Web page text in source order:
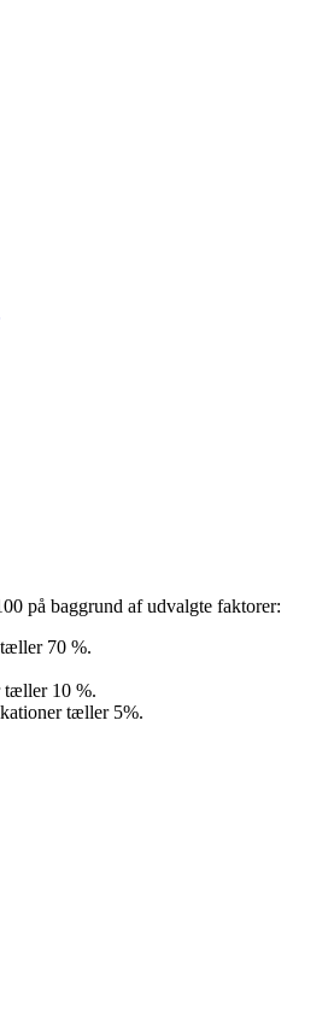
på baggrund af udvalgte faktorer:
70 %.
tæller 10 %.
tæller 5%.